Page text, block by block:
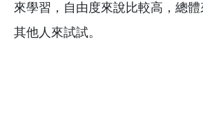
來學習，自由度來說比較高，總
其他人來試試。